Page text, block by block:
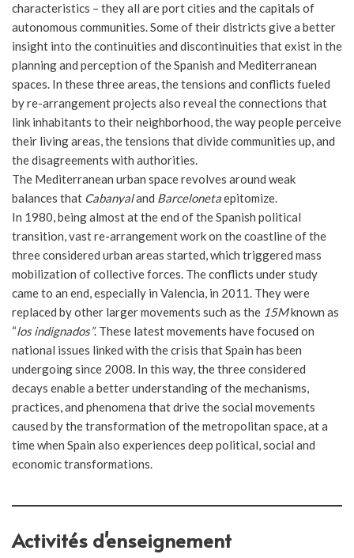
characteristics – they all are port cities and the capitals of
autonomous communities. Some of their districts give a better
insight into the continuities and discontinuities that exist in the
planning and perception of the Spanish and Mediterranean
spaces. In these three areas, the tensions and conflicts fueled
by re-arrangement projects also reveal the connections that
link inhabitants to their neighborhood, the way people perceive
their living areas, the tensions that divide communities up, and
the disagreements with authorities.
The Mediterranean urban space revolves around weak
balances that Cabanyaland Barcelonetaepitomize.
In 1980, being almost at the end of the Spanish political
transition, vast re-arrangement work on the coastline of the
three considered urban areas started, which triggered mass
mobilization of collective forces. The conflicts under study
came to an end, especially in Valencia, in 2011. They were
replaced by other larger movements such as the 15Mknown as
“los indignados”. These latest movements have focused on
national issues linked with the crisis that Spain has been
undergoing since 2008. In this way, the three considered
decays enable a better understanding of the mechanisms,
practices, and phenomena that drive the social movements
caused by the transformation of the metropolitan space, at a
time when Spain also experiences deep political, social and
economic transformations.
Activités d'enseignement